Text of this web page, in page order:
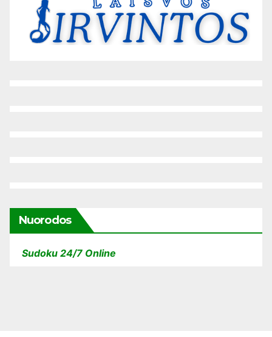
Nuorodos
Sudoku 24/7 Online